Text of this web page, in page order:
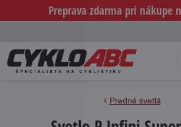
Preprava zdarma pri nákupe
Predné svetlá